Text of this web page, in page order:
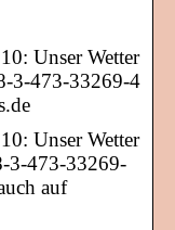
Unser Wetter
3-473-33269-4
Unser Wetter
3-473-33269-
auf